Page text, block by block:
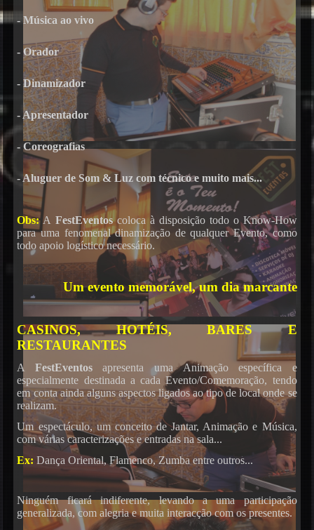
Karaoke
- Música ao vivo
- Orador
- Dinamizador
- Apresentador
- Coreografias
- Aluguer de Som & Luz com técnico e muito mais...
Obs: A FestEventoscoloca à disposição todo o Know-How
para uma fenomenal dinamização de qualquer Evento, como
todo apoio logístico necessário.
Um evento memorável, um dia marcante
CASINOS, HOTÉIS, BARES E
RESTAURANTES
A FestEventosapresenta uma Animação específica e
especialmente destinada a cada Evento/Comemoração, tendo
em conta ainda alguns aspectos ligados ao tipo de local onde se
realizam.
Um espectáculo, um conceito de Jantar, Animação e Música,
com várias caracterizações e entradas na sala...
Ex: Dança Oriental, Flamenco, Zumba entre outros...
Ninguém ficará indiferente, levando a uma participação
generalizada, com alegria e muita interacção com os presentes.